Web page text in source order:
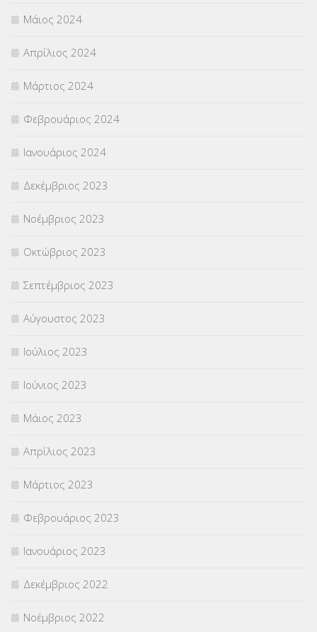
Μάιος 2024
Απρίλιος 2024
Μάρτιος 2024
Φεβρουάριος 2024
Ιανουάριος 2024
Δεκέμβριος 2023
Νοέμβριος 2023
Οκτώβριος 2023
Σεπτέμβριος 2023
Αύγουστος 2023
Ιούλιος 2023
Ιούνιος 2023
Μάιος 2023
Απρίλιος 2023
Μάρτιος 2023
Φεβρουάριος 2023
Ιανουάριος 2023
Δεκέμβριος 2022
Νοέμβριος 2022